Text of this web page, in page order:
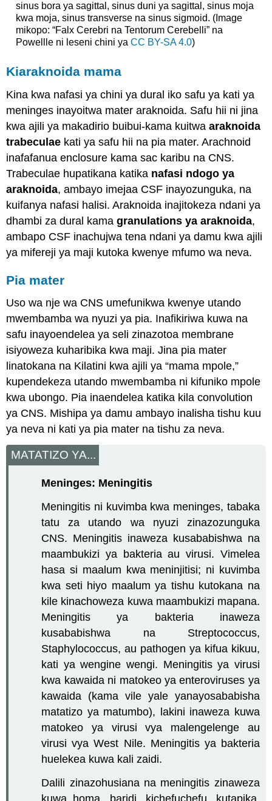
sinus bora ya sagittal, sinus duni ya sagittal, sinus moja
kwa moja, sinus transverse na sinus sigmoid. (Image
mikopo: “Falx Cerebri na Tentorum Cerebelli” na
Powellle ni leseni chini ya CC BY-SA 4.0)
Kiaraknoida mama
Kina kwa nafasi ya chini ya dural iko safu ya kati ya
meninges inayoitwa mater araknoida. Safu hii ni jina
kwa ajili ya makadirio buibui-kama kuitwaaraknoida
trabeculae kati ya safu hii na pia mater. Arachnoid
inafafanua enclosure kama sac karibu na CNS.
Trabeculae hupatikana katika nafasi ndogo ya
araknoida, ambayo imejaa CSF inayozunguka, na
kuifanya nafasi halisi. Araknoida inajitokeza ndani ya
dhambi za dural kamagranulations ya araknoida,
ambapo CSF inachujwa tena ndani ya damu kwa ajili
ya mifereji ya maji kutoka kwenye mfumo wa neva.
Pia mater
Uso wa nje wa CNS umefunikwa kwenye utando
mwembamba wa nyuzi ya pia. Inafikiriwa kuwa na
safu inayoendelea ya seli zinazotoa membrane
isiyoweza kuharibika kwa maji. Jina pia mater
linatokana na Kilatini kwa ajili ya “mama mpole,”
kupendekeza utando mwembamba ni kifuniko mpole
kwa ubongo. Pia inaendelea katika kila convolution
ya CNS. Mishipa ya damu ambayo inalisha tishu kuu
ya neva ni kati ya pia mater na tishu za neva.
MATATIZO YA...
Meninges: Meningitis
Meningitis ni kuvimba kwa meninges, tabaka
tatu za utando wa nyuzi zinazozunguka
CNS. Meningitis inaweza kusababishwa na
maambukizi ya bakteria au virusi. Vimelea
hasa si maalum kwa meninjitisi; ni kuvimba
kwa seti hiyo maalum ya tishu kutokana na
kile kinachoweza kuwa maambukizi mapana.
Meningitis ya bakteria inaweza
kusababishwa na Streptococcus,
Staphylococcus, au pathogen ya kifua kikuu,
kati ya wengine wengi. Meningitis ya virusi
kwa kawaida ni matokeo ya enteroviruses ya
kawaida (kama vile yale yanayosababisha
matatizo ya matumbo), lakini inaweza kuwa
matokeo ya virusi vya malengelenge au
virusi vya West Nile. Meningitis ya bakteria
huelekea kuwa kali zaidi.
Dalili zinazohusiana na meningitis zinaweza
kuwa homa, baridi, kichefuchefu, kutapika,